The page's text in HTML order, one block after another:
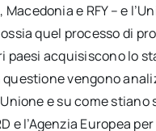
e RFY – e
quel processo di
acquisiscono lo
vengono
e su come
e l’Agenzia Europea